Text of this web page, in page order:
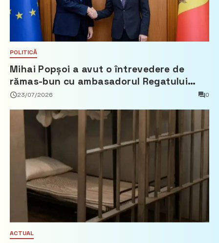
POLITICĂ
Mihai Popșoi a avut o întrevedere de
rămas-bun cu ambasadorul Regatului
Țărilor de Jos, Fred Duijn
23/07/2026 0
ACTUAL